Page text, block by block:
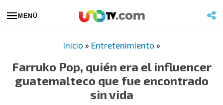
MENÚ
Inicio » Entretenimiento »
Farruko Pop, quién era el influencer
guatemalteco que fue encontrado
sin vida